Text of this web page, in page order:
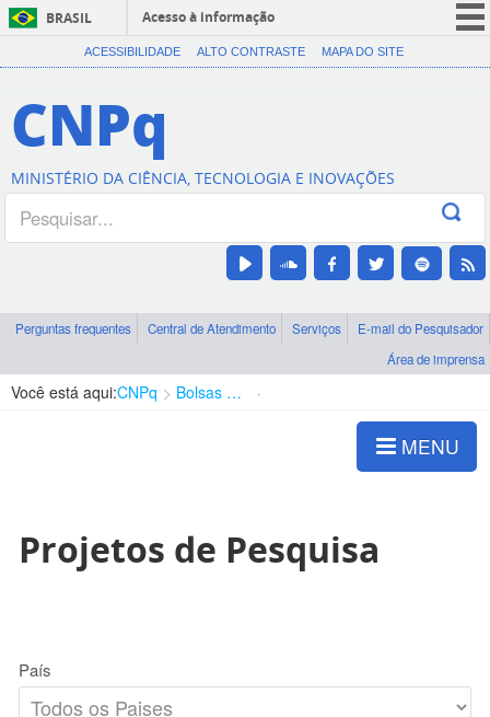
BRASIL
Acesso à informação
CORONAVÍRUS (COVID-19)
Canais
ACESSIBILIDADE ALTO CONTRASTE MAPA DO SITE
CNPq
MINISTÉRIO DA CIÊNCIA, TECNOLOGIA E INOVAÇÕES
Perguntas frequentes Central de Atendimento Serviços
E-mail do Pesquisador
Área de imprensa
Você está aqui:CNPq Bolsas e Auxílios Vigentes
MENU
Projetos de Pesquisa
País